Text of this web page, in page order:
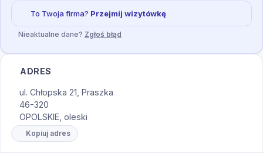
To Twoja firma? Przejmij wizytówkę
Nieaktualne dane? Zgłoś błąd
ADRES
ul. Chłopska 21, Praszka
46-320
OPOLSKIE, oleski
Kopiuj adres